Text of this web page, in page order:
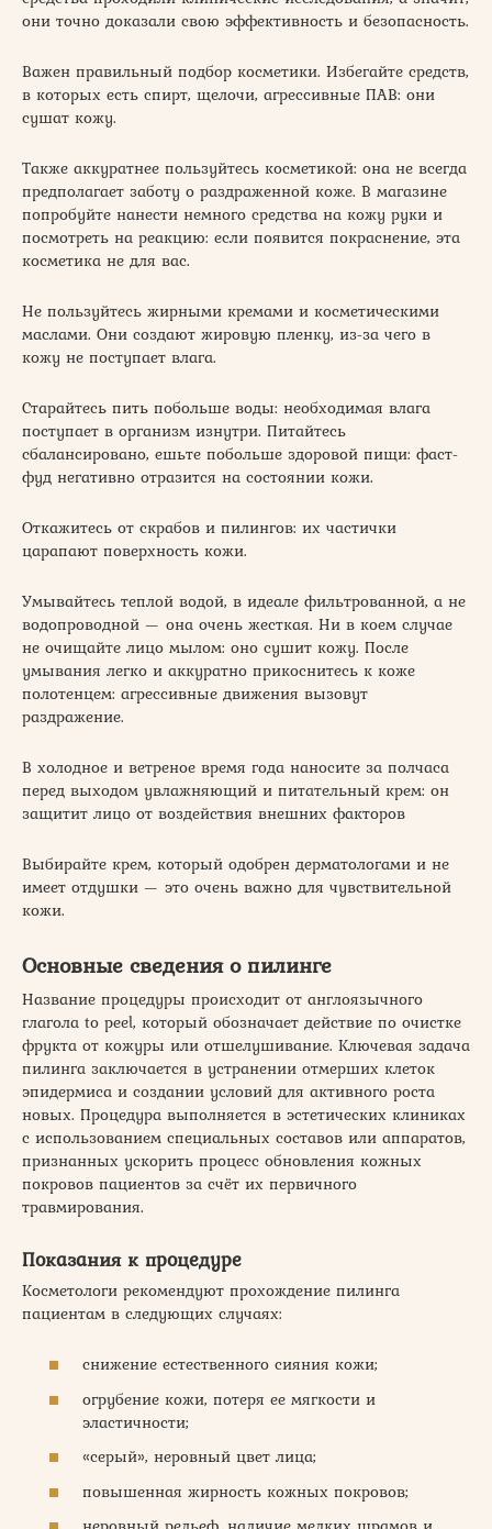
они точно доказали свою эффективность и безопасность.
Важен правильный подбор косметики. Избегайте средств,
в которых есть спирт, щелочи, агрессивные ПАВ: они
сушат кожу.
Также аккуратнее пользуйтесь косметикой: она не всегда
предполагает заботу о раздраженной коже. В магазине
попробуйте нанести немного средства на кожу руки и
посмотреть на реакцию: если появится покраснение, эта
косметика не для вас.
Не пользуйтесь жирными кремами и косметическими
маслами. Они создают жировую пленку, из-за чего в
кожу не поступает влага.
Старайтесь пить побольше воды: необходимая влага
поступает в организм изнутри. Питайтесь
сбалансировано, ешьте побольше здоровой пищи: фаст-
фуд негативно отразится на состоянии кожи.
Откажитесь от скрабов и пилингов: их частички
царапают поверхность кожи.
Умывайтесь теплой водой, в идеале фильтрованной, а не
водопроводной — она очень жесткая. Ни в коем случае
не очищайте лицо мылом: оно сушит кожу. После
умывания легко и аккуратно прикоснитесь к коже
полотенцем: агрессивные движения вызовут
раздражение.
В холодное и ветреное время года наносите за полчаса
перед выходом увлажняющий и питательный крем: он
защитит лицо от воздействия внешних факторов
Выбирайте крем, который одобрен дерматологами и не
имеет отдушки — это очень важно для чувствительной
кожи.
Основные сведения о пилинге
Название процедуры происходит от англоязычного
глагола to peel, который обозначает действие по очистке
фрукта от кожуры или отшелушивание. Ключевая задача
пилинга заключается в устранении отмерших клеток
эпидермиса и создании условий для активного роста
новых. Процедура выполняется в эстетических клиниках
с использованием специальных составов или аппаратов,
признанных ускорить процесс обновления кожных
покровов пациентов за счёт их первичного
травмирования.
Показания к процедуре
Косметологи рекомендуют прохождение пилинга
пациентам в следующих случаях:
снижение естественного сияния кожи;
огрубение кожи, потеря ее мягкости и
эластичности;
«серый», неровный цвет лица;
повышенная жирность кожных покровов;